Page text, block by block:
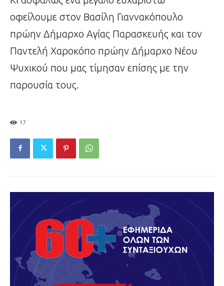
οφείλουμε στον Βασίλη Γιαννακόπουλο
πρώην Δήμαρχο Αγίας Παρασκευής και τον
Παντελή Χαροκόπο πρώην Δήμαρχο Νέου
Ψυχικού που μας τίμησαν επίσης με την
παρουσία τους.
17